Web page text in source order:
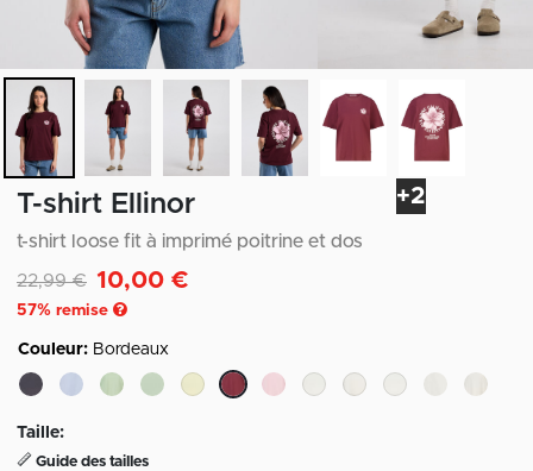
+2
T-shirt Ellinor
t-shirt loose fit à imprimé poitrine et dos
Remise de
22,99 €à 10,00 €
57% remise
Couleur: Bordeaux
Taille:
Guide des tailles